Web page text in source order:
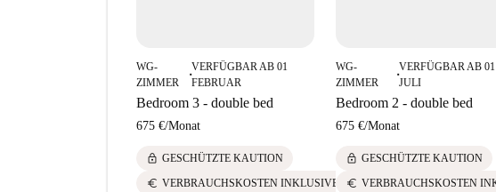
WG-
ZIMMER
■
VERFÜGBAR AB 01
FEBRUAR
Bedroom 3 - double bed
675 €/Monat
lock GESCHÜTZTE KAUTION
euro VERBRAUCHSKOSTEN INKLUSIVE
WG-
ZIMMER
■
VERFÜGBAR AB 01
JULI
Bedroom 2 - double bed
675 €/Monat
lock GESCHÜTZTE KAUTION
euro VERBRAUCHSKOSTEN